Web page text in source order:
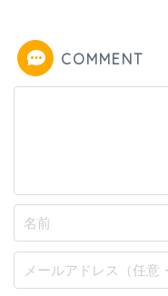
COMMENT